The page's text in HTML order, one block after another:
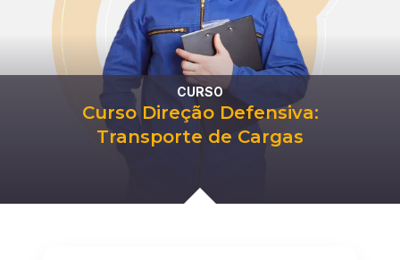
CURSO
Curso Direção Defensiva:
Transporte de Cargas